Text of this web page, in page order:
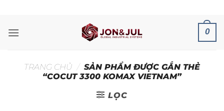
nội
0
TRANG CHỦ / SẢN PHẨM ĐƯỢC GẮN THẺ
“COCUT 3300 KOMAX VIETNAM”
LỌC